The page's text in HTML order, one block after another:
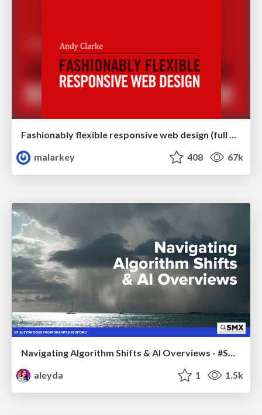
malarkey
408 67k
Navigating Algorithm Shifts & AI Overviews - #SMXNext
aleyda
1 1.5k